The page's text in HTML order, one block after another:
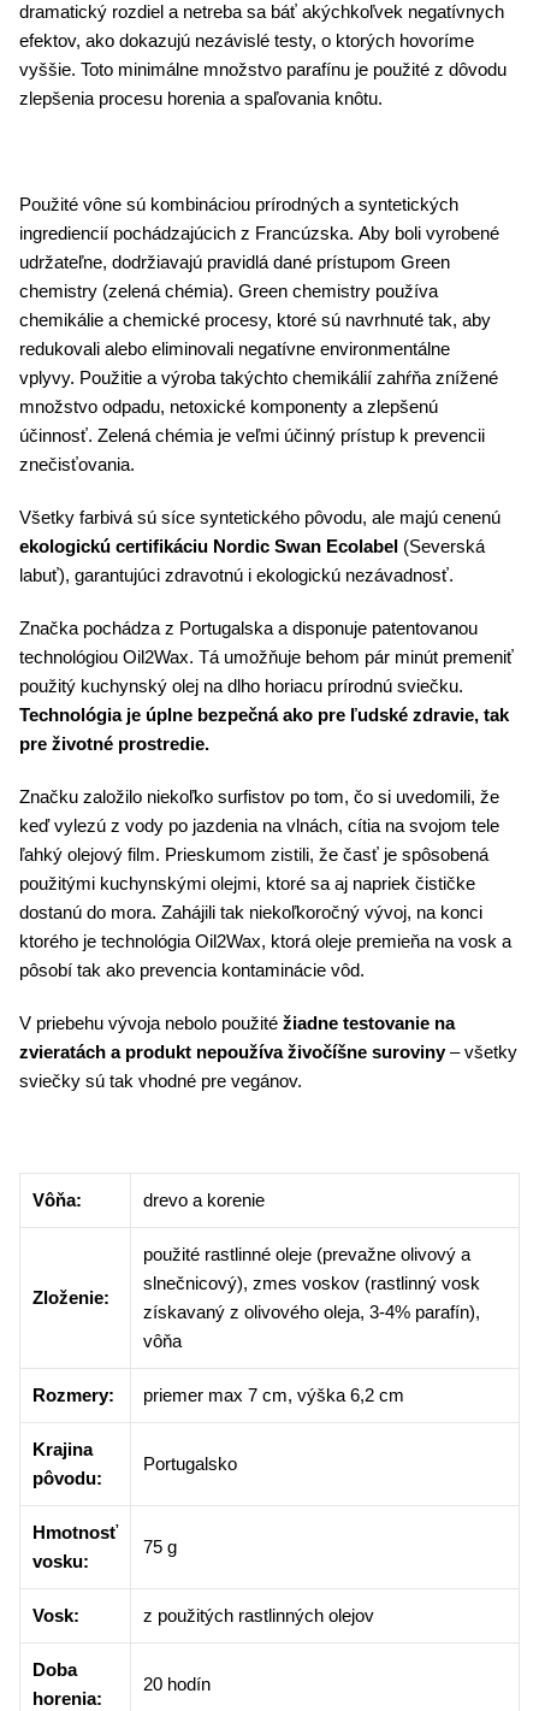
dramatický rozdiel a netreba sa báť akýchkoľvek negatívnych
efektov, ako dokazujú nezávislé testy, o ktorých hovoríme
vyššie. Toto minimálne množstvo parafínu je použité z dôvodu
zlepšenia procesu horenia a spaľovania knôtu.
Použité vône sú kombináciou prírodných a syntetických
ingrediencií pochádzajúcich z Francúzska. Aby boli vyrobené
udržateľne, dodržiavajú pravidlá dané prístupom Green
chemistry (zelená chémia). Green chemistry používa
chemikálie a chemické procesy, ktoré sú navrhnuté tak, aby
redukovali alebo eliminovali negatívne environmentálne
vplyvy. Použitie a výroba takýchto chemikálií zahŕňa znížené
množstvo odpadu, netoxické komponenty a zlepšenú
účinnosť. Zelená chémia je veľmi účinný prístup k prevencii
znečisťovania.
Všetky farbivá sú síce syntetického pôvodu, ale majú cenenú
ekologickú certifikáciu Nordic Swan Ecolabel (Severská
labuť), garantujúci zdravotnú i ekologickú nezávadnosť.
Značka pochádza z Portugalska a disponuje patentovanou
technológiou Oil2Wax. Tá umožňuje behom pár minút premeniť
použitý kuchynský olej na dlho horiacu prírodnú sviečku.
Technológia je úplne bezpečná ako pre ľudské zdravie, tak
pre životné prostredie.
Značku založilo niekoľko surfistov po tom, čo si uvedomili, že
keď vylezú z vody po jazdenia na vlnách, cítia na svojom tele
ľahký olejový film. Prieskumom zistili, že časť je spôsobená
použitými kuchynskými olejmi, ktoré sa aj napriek čističke
dostanú do mora. Zahájili tak niekoľkoročný vývoj, na konci
ktorého je technológia Oil2Wax, ktorá oleje premieňa na vosk a
pôsobí tak ako prevencia kontaminácie vôd.
V priebehu vývoja nebolo použité žiadne testovanie na
zvieratách a produkt nepoužíva živočíšne suroviny– všetky
sviečky sú tak vhodné pre vegánov.
Vôňa: drevo a korenie
Zloženie:
použité rastlinné oleje (prevažne olivový a
slnečnicový), zmes voskov (rastlinný vosk
získavaný z olivového oleja, 3-4% parafín),
vôňa
Rozmery: priemer max 7 cm, výška 6,2 cm
Krajina
pôvodu:
Portugalsko
Hmotnosť
vosku:
75 g
Vosk: z použitých rastlinných olejov
Doba
horenia:
20 hodín